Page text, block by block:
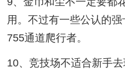
用。不过有一些公认的
755通道爬行者。
10、竞技场不适合新手